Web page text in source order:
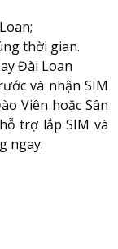
thời gian.
Đài Loan
và nhận SIM
Viên hoặc Sân
trợ lắp SIM và
ngay.